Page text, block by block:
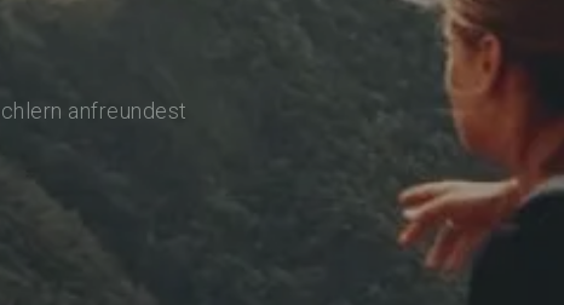
anfreundest